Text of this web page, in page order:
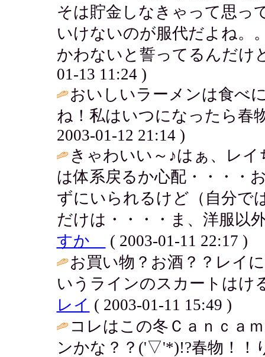
そは貯金しなきゃって思っ
いけないのが服代だよね。
かわないと誓ってるんだけ
01-13 11:24 )
おいしいラーメンは食べ
ね！私はいつになったら春
2003-01-12 21:14 )
きゃわいい～♪はぁ、レ
は体系戻るか心配・・・・
ずにいられるけど（自分で
だけは・・・・ま、洋服以
すか
( 2003-01-11 22:17 )
お買い物？お酒？？レイ
いうラインのスカートはけ
レイ ( 2003-01-11 15:49 )
コレはこの冬Ｃａｎｃａ
ンかな？？('▽'*)!?春物！！